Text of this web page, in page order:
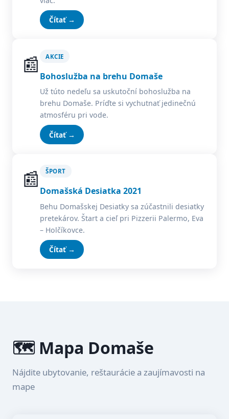
Čítať →
📰 AKCIE
Bohoslužba na brehu Domaše
Už túto nedeľu sa uskutoční bohoslužba na
brehu Domaše. Príďte si vychutnať jedinečnú
atmosféru pri vode.
Čítať →
📰 ŠPORT
Domašská Desiatka 2021
Behu Domašskej Desiatky sa zúčastnili desiatky
pretekárov. Štart a cieľ pri Pizzerii Palermo, Eva
– Holčíkovce.
Čítať →
🗺️ Mapa Domaše
Nájdite ubytovanie, reštaurácie a zaujímavosti na
mape